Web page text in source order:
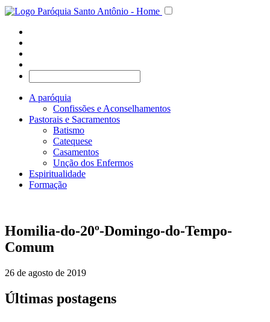
A paróquia
Confissões e Aconselhamentos
Pastorais e Sacramentos
Batismo
Catequese
Casamentos
Unção dos Enfermos
Espiritualidade
Formação
Homilia-do-20º-Domingo-do-Tempo-
Comum
26 de agosto de 2019
Últimas postagens